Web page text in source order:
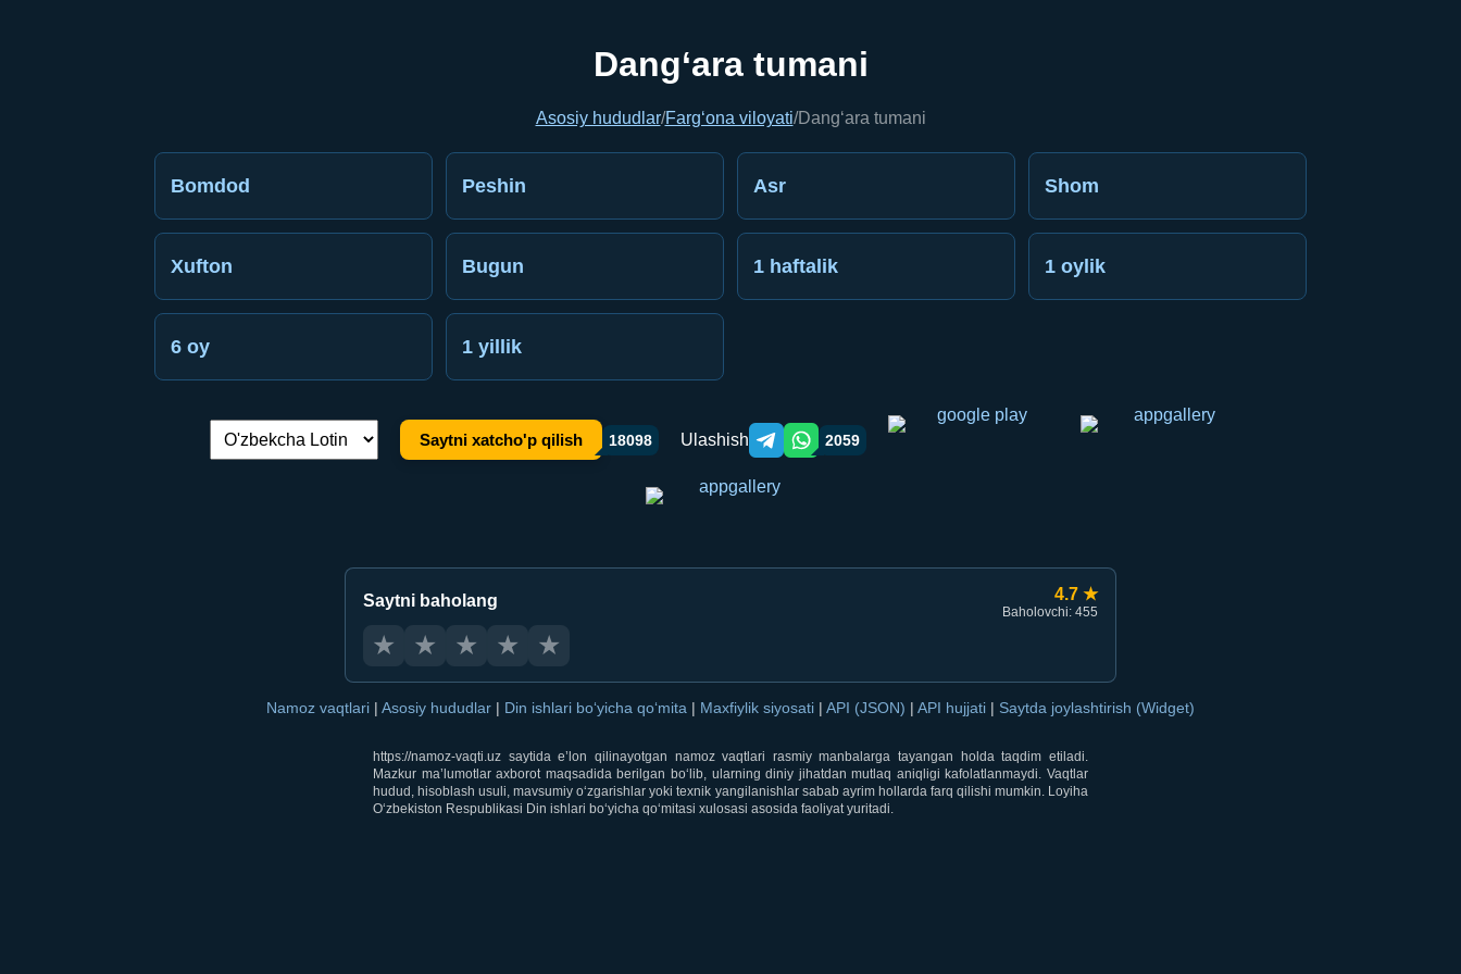
Dang‘ara tumani
Asosiy hududlar/Farg‘ona viloyati/Dang‘ara tumani
Bomdod Peshin Asr Shom
Xufton Bugun 1 haftalik 1 oylik
6 oy 1 yillik
Tilni almashtirish: Saytni xatcho'p qilish 18098 Ulashish Telegram orqali ulashish
WhatsApp orqali ulashish
2059
Saytni baholang 4.7 ★
Baholovchi: 455
★ ★ ★ ★ ★
Namoz vaqtlari | Asosiy hududlar | Din ishlari bo‘yicha qo‘mita | Maxfiylik siyosati | API (JSON) | API hujjati | Saytda joylashtirish (Widget)
https://namoz-vaqti.uz saytida e’lon qilinayotgan namoz vaqtlari rasmiy manbalarga tayangan holda taqdim etiladi.
Mazkur ma’lumotlar axborot maqsadida berilgan bo‘lib, ularning diniy jihatdan mutlaq aniqligi kafolatlanmaydi. Vaqtlar
hudud, hisoblash usuli, mavsumiy o‘zgarishlar yoki texnik yangilanishlar sabab ayrim hollarda farq qilishi mumkin. Loyiha
O‘zbekiston Respublikasi Din ishlari bo‘yicha qo‘mitasi xulosasi asosida faoliyat yuritadi.